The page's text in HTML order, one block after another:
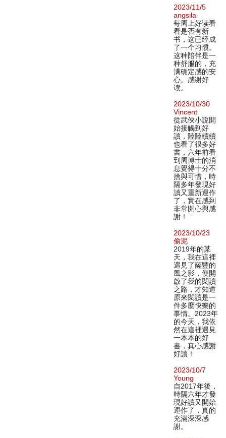
2023/11/5
angsila
每周上好读看
看是否有新
书，这已经成
了一个习惯。
这种陪伴是一
种舒服的，充
满确定感的安
心。感谢好
读。
2023/10/30
Vincent
從武俠小說開
始接觸到好
讀，陸陸續續
也看了很多好
書，六年前看
到周博士的消
息覺得十分不
捨與可惜，時
隔多年發現好
讀又重新運作
了，實在感到
非常開心與感
謝！
2023/10/23
偷泥
2019年的某
天，我在這裡
遇見了薩豐的
風之影，便開
啟了我的閱讀
之路，才知道
原來閱讀是一
件多麼快樂的
事情。2023年
的今天，我依
然在這裡遇見
一本本的好
書，真心感謝
好讀！
2023/10/7
Young
自2017年後，
時隔六年才發
現好讀又開始
運作了，真的
充滿深深感
謝。